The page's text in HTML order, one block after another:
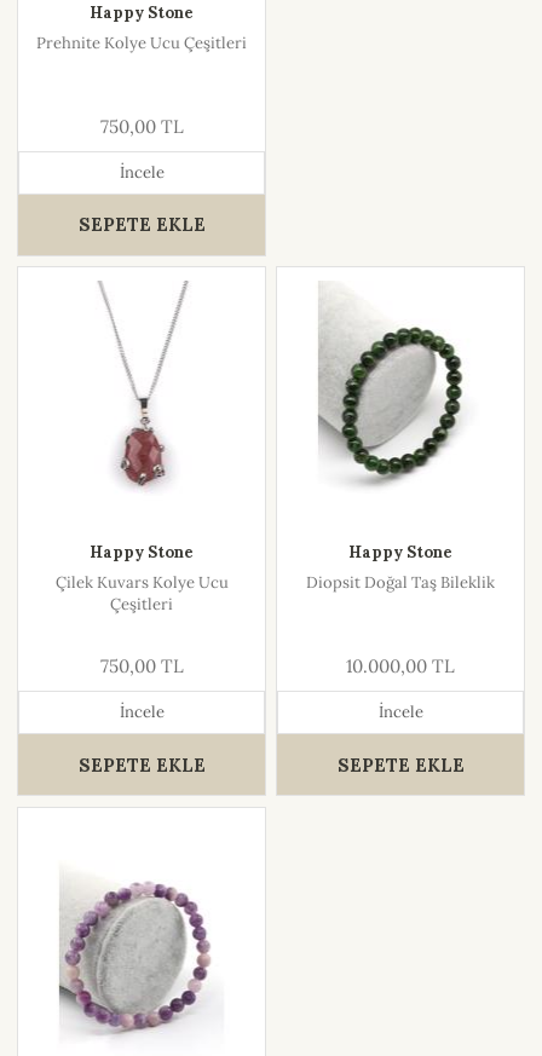
Happy Stone
Prehnite Kolye Ucu Çeşitleri
750,00 TL
İncele
SEPETE EKLE
Happy Stone
Çilek Kuvars Kolye Ucu
Çeşitleri
750,00 TL
İncele
SEPETE EKLE
Happy Stone
Diopsit Doğal Taş Bileklik
10.000,00 TL
İncele
SEPETE EKLE